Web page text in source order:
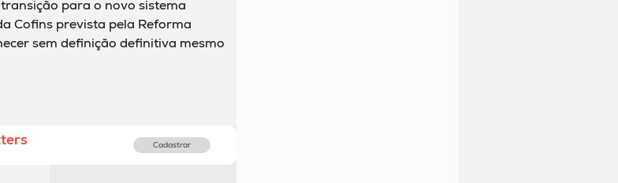
para o novo sistema
Cofins prevista pela Reforma
sem definição definitiva mesmo
Cadastrar